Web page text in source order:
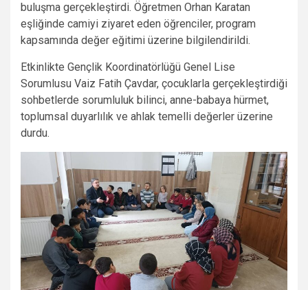
buluşma gerçekleştirdi. Öğretmen Orhan Karatan
eşliğinde camiyi ziyaret eden öğrenciler, program
kapsamında değer eğitimi üzerine bilgilendirildi.
Etkinlikte Gençlik Koordinatörlüğü Genel Lise
Sorumlusu Vaiz Fatih Çavdar, çocuklarla gerçekleştirdiği
sohbetlerde sorumluluk bilinci, anne-babaya hürmet,
toplumsal duyarlılık ve ahlak temelli değerler üzerine
durdu.